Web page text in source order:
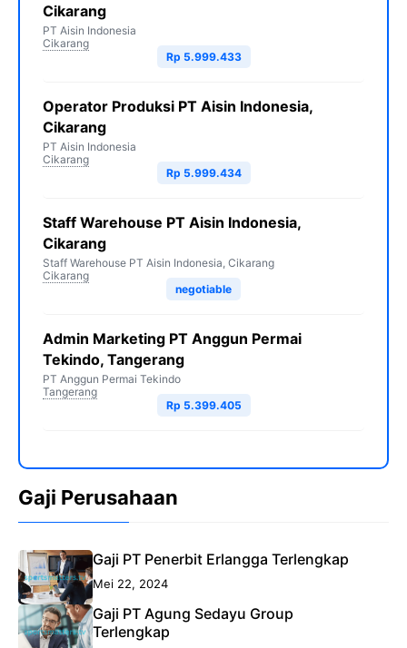
Cikarang
PT Aisin Indonesia
Cikarang
Rp 5.999.433
Operator Produksi PT Aisin Indonesia,
Cikarang
PT Aisin Indonesia
Cikarang
Rp 5.999.434
Staff Warehouse PT Aisin Indonesia,
Cikarang
Staff Warehouse PT Aisin Indonesia, Cikarang
Cikarang
negotiable
Admin Marketing PT Anggun Permai
Tekindo, Tangerang
PT Anggun Permai Tekindo
Tangerang
Rp 5.399.405
Gaji Perusahaan
Gaji PT Penerbit Erlangga Terlengkap
Mei 22, 2024
Gaji PT Agung Sedayu Group
Terlengkap